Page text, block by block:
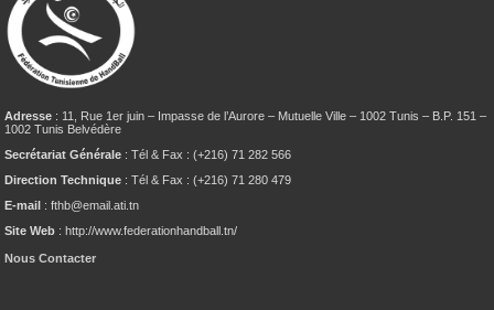
Adresse : 11, Rue 1er juin – Impasse de l’Aurore – Mutuelle Ville – 1002 Tunis – B.P. 151 –
1002 Tunis Belvédère
Secrétariat Générale : Tél & Fax : (+216) 71 282 566
Direction Technique : Tél & Fax : (+216) 71 280 479
E-mail : fthb@email.ati.tn
Site Web : http://www.federationhandball.tn/
Nous Contacter